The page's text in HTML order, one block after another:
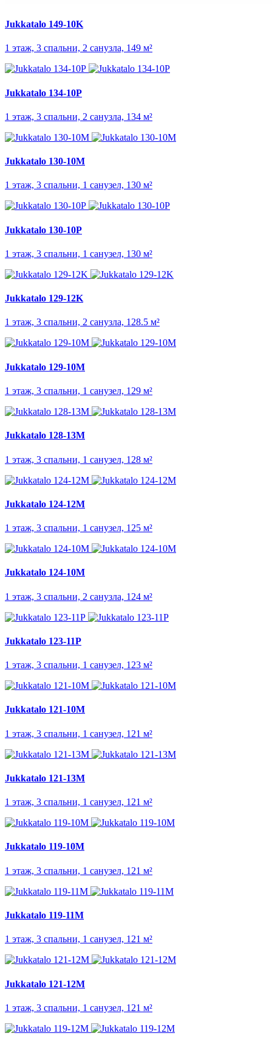
Jukkatalo 149-10K
1 этаж, 3 спальни, 2 санузла, 149 м²
Jukkatalo 134-10P
1 этаж, 3 спальни, 2 санузла, 134 м²
Jukkatalo 130-10M
1 этаж, 3 спальни, 1 санузел, 130 м²
Jukkatalo 130-10P
1 этаж, 3 спальни, 1 санузел, 130 м²
Jukkatalo 129-12K
1 этаж, 3 спальни, 2 санузла, 128.5 м²
Jukkatalo 129-10M
1 этаж, 3 спальни, 1 санузел, 129 м²
Jukkatalo 128-13M
1 этаж, 3 спальни, 1 санузел, 128 м²
Jukkatalo 124-12M
1 этаж, 3 спальни, 1 санузел, 125 м²
Jukkatalo 124-10M
1 этаж, 3 спальни, 2 санузла, 124 м²
Jukkatalo 123-11P
1 этаж, 3 спальни, 1 санузел, 123 м²
Jukkatalo 121-10M
1 этаж, 3 спальни, 1 санузел, 121 м²
Jukkatalo 121-13M
1 этаж, 3 спальни, 1 санузел, 121 м²
Jukkatalo 119-10M
1 этаж, 3 спальни, 1 санузел, 121 м²
Jukkatalo 119-11M
1 этаж, 3 спальни, 1 санузел, 121 м²
Jukkatalo 121-12M
1 этаж, 3 спальни, 1 санузел, 121 м²